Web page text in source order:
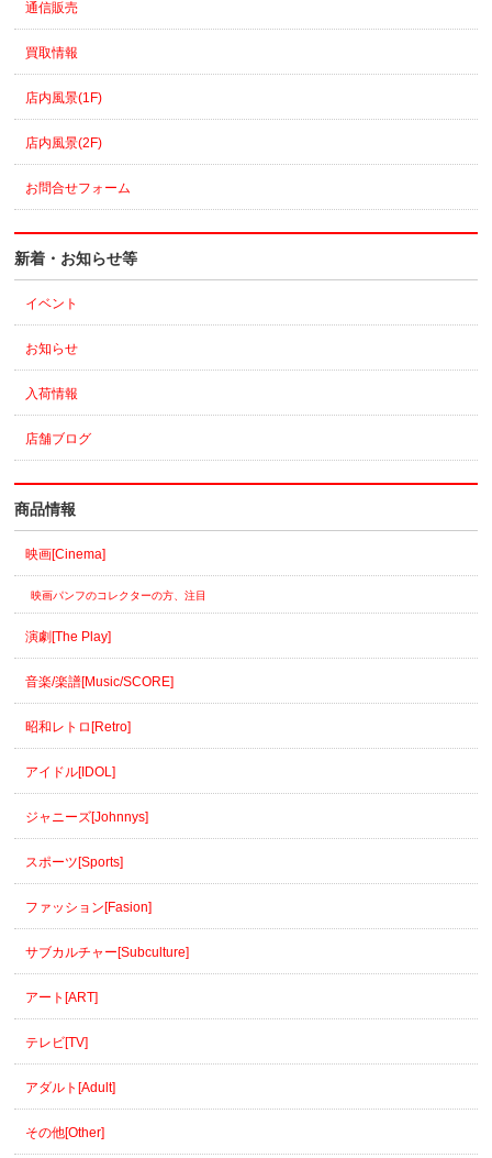
通信販売
買取情報
店内風景(1F)
店内風景(2F)
お問合せフォーム
新着・お知らせ等
イベント
お知らせ
入荷情報
店舗ブログ
商品情報
映画[Cinema]
映画パンフのコレクターの方、注目
演劇[The Play]
音楽/楽譜[Music/SCORE]
昭和レトロ[Retro]
アイドル[IDOL]
ジャニーズ[Johnnys]
スポーツ[Sports]
ファッション[Fasion]
サブカルチャー[Subculture]
アート[ART]
テレビ[TV]
アダルト[Adult]
その他[Other]